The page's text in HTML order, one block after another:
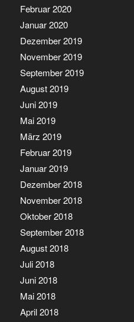
Februar 2020
Januar 2020
Dezember 2019
November 2019
September 2019
August 2019
Juni 2019
Mai 2019
März 2019
Februar 2019
Januar 2019
Dezember 2018
November 2018
Oktober 2018
September 2018
August 2018
Juli 2018
Juni 2018
Mai 2018
April 2018